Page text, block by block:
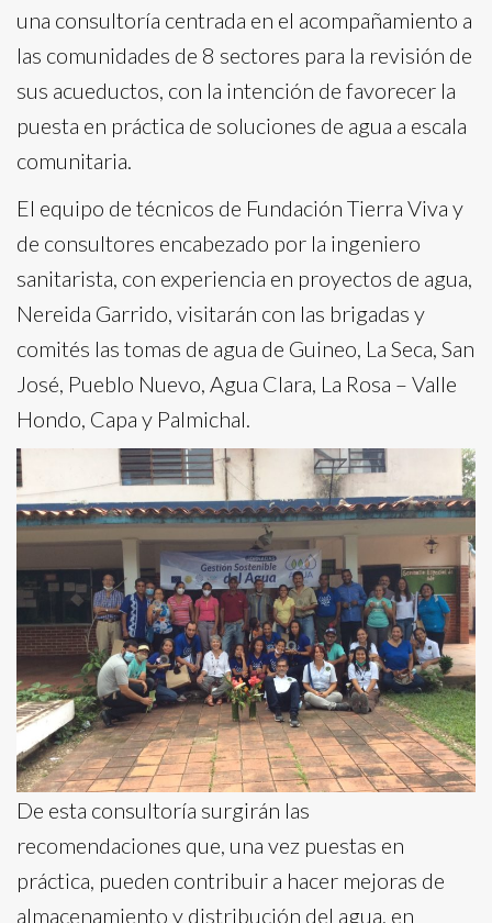
una consultoría centrada en el acompañamiento a
las comunidades de 8 sectores para la revisión de
sus acueductos, con la intención de favorecer la
puesta en práctica de soluciones de agua a escala
comunitaria.
El equipo de técnicos de Fundación Tierra Viva y
de consultores encabezado por la ingeniero
sanitarista, con experiencia en proyectos de agua,
Nereida Garrido, visitarán con las brigadas y
comités las tomas de agua de Guineo, La Seca, San
José, Pueblo Nuevo, Agua Clara, La Rosa – Valle
Hondo, Capa y Palmichal.
De esta consultoría surgirán las
recomendaciones que, una vez puestas en
práctica, pueden contribuir a hacer mejoras de
almacenamiento y distribución del agua, en